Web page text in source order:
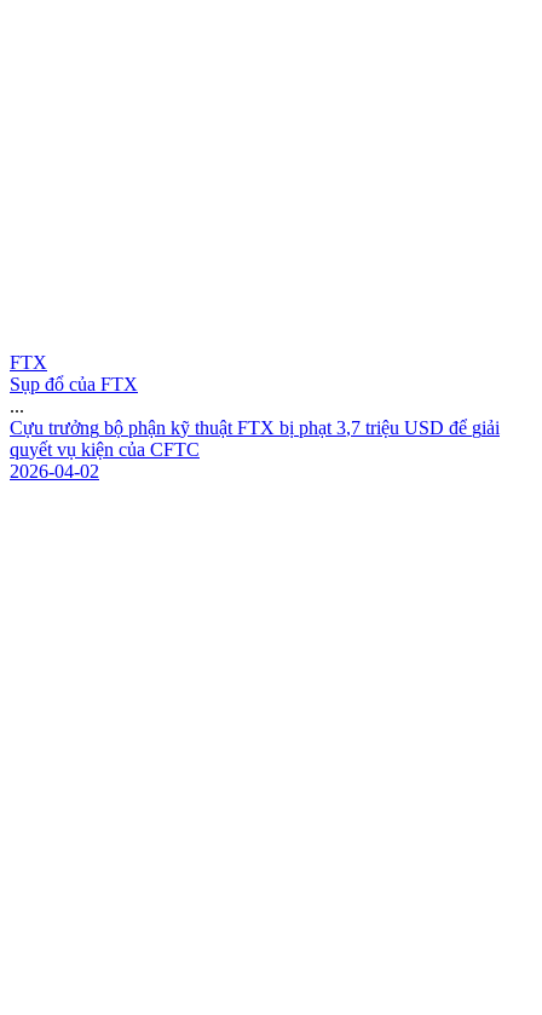
FTX
Sụp đổ của FTX
...
Cựu trưởng bộ phận kỹ thuật FTX bị phạt 3,7 triệu USD để giải
quyết vụ kiện của CFTC
2026-04-02